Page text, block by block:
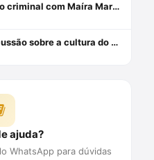
Psicologia jurídica no âmbito criminal com Maíra Marchi
Você é gente?: por uma discussão sobre a cultura do estupro
ajuda?
WhatsApp para dúvidas